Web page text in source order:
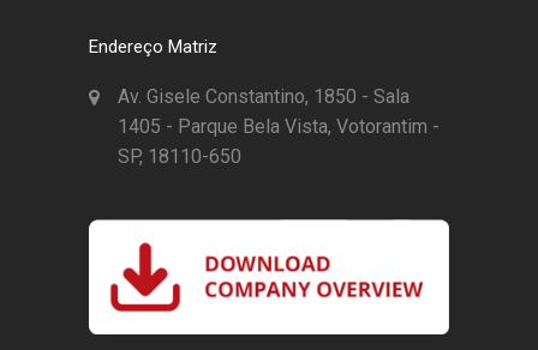
Endereço Matriz
Av. Gisele Constantino, 1850 - Sala
1405 - Parque Bela Vista, Votorantim -
SP, 18110-650